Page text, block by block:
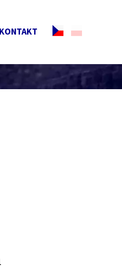
KONTAKT